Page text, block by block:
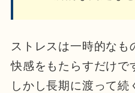
ストレスは一時的なも
快感をもたらすだけで
しかし長期に渡って